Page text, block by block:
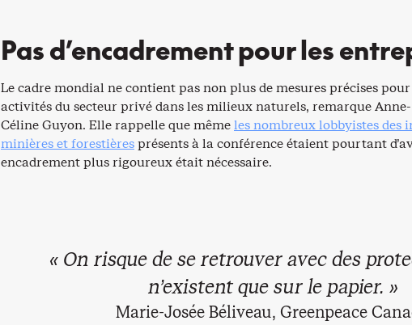
Pas d’encadrement pour les
Le cadre mondial ne contient pas non plus de mesures précises
activités du secteur privé dans les milieux naturels, remarque Anne-
Céline Guyon. Elle rappelle que mêmeles nombreux lobbyistes des
minières et forestièresprésents à la conférence étaient pourtant
encadrement plus rigoureux était nécessaire.
« On risque de se retrouver avec des
n’existent que sur le papier. »
Marie-Josée Béliveau, Greenpeace